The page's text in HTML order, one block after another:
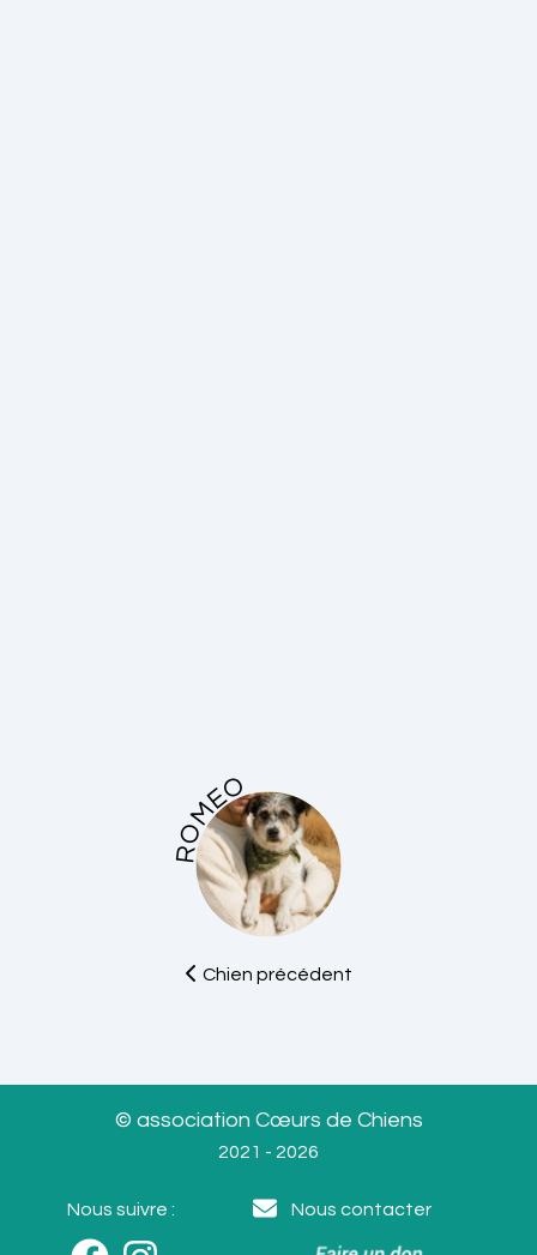
ROMEO
Chien précédent
© association Cœurs de Chiens
2021 - 2026
Nous suivre : Nous contacter